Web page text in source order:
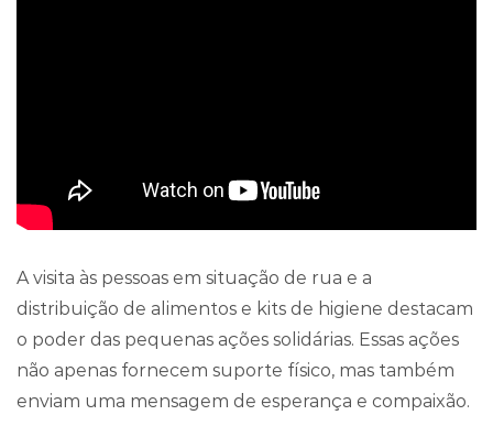
A visita às pessoas em situação de rua e a
distribuição de alimentos e kits de higiene destacam
o poder das pequenas ações solidárias. Essas ações
não apenas fornecem suporte físico, mas também
enviam uma mensagem de esperança e compaixão.